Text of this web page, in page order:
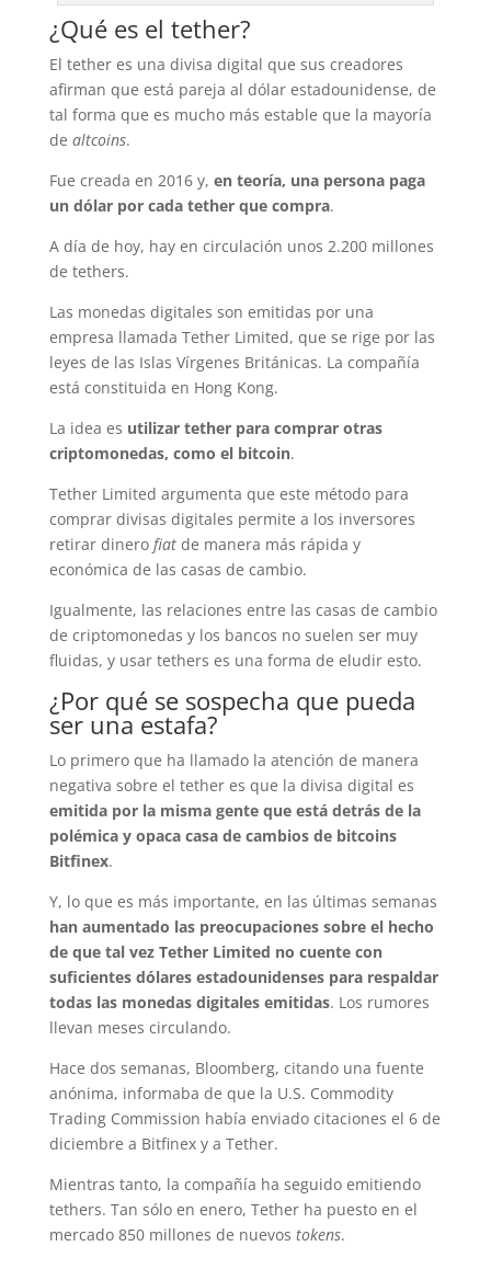
¿Qué es el tether?
El tether es una divisa digital que sus creadores
afirman que está pareja al dólar estadounidense, de
tal forma que es mucho más estable que la mayoría
de altcoins.
Fue creada en 2016 y, en teoría, una persona paga
un dólar por cada tether que compra.
A día de hoy, hay en circulación unos 2.200 millones
de tethers.
Las monedas digitales son emitidas por una
empresa llamada Tether Limited, que se rige por las
leyes de las Islas Vírgenes Británicas. La compañía
está constituida en Hong Kong.
La idea es utilizar tether para comprar otras
criptomonedas, como el bitcoin.
Tether Limited argumenta que este método para
comprar divisas digitales permite a los inversores
retirar dinero fiatde manera más rápida y
económica de las casas de cambio.
Igualmente, las relaciones entre las casas de cambio
de criptomonedas y los bancos no suelen ser muy
fluidas, y usar tethers es una forma de eludir esto.
¿Por qué se sospecha que pueda
ser una estafa?
Lo primero que ha llamado la atención de manera
negativa sobre el tether es que la divisa digital es
emitida por la misma gente que está detrás de la
polémica y opaca casa de cambios de bitcoins
Bitfinex.
Y, lo que es más importante, en las últimas semanas
han aumentado las preocupaciones sobre el hecho
de que tal vez Tether Limited no cuente con
suficientes dólares estadounidenses para respaldar
todas las monedas digitales emitidas. Los rumores
llevan meses circulando.
Hace dos semanas, Bloomberg, citando una fuente
anónima, informaba de que la U.S. Commodity
Trading Commission había enviado citaciones el 6 de
diciembre a Bitfinex y a Tether.
Mientras tanto, la compañía ha seguido emitiendo
tethers. Tan sólo en enero, Tether ha puesto en el
mercado 850 millones de nuevos tokens.